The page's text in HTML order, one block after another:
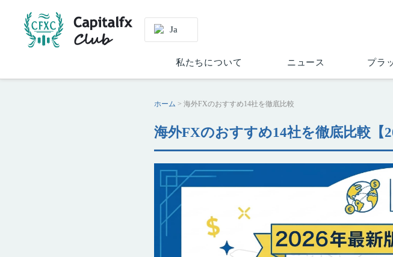
ja
ja
私たちについて ニュース プラ
ホーム > 海外FXのおすすめ14社を徹底比較
海外FXのおすすめ14社を徹底比較【